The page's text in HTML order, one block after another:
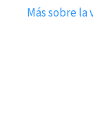
Más sobre